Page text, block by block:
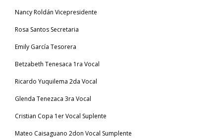
Nancy Roldán Vicepresidente
Rosa Santos Secretaria
Emily García Tesorera
Betzabeth Tenesaca 1ra Vocal
Ricardo Yuquilema 2da Vocal
Glenda Tenezaca 3ra Vocal
Cristian Copa 1er Vocal Suplente
Mateo Caisaguano 2don Vocal Sumplente